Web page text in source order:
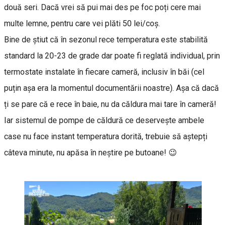
două seri. Dacă vrei să pui mai des pe foc poți cere mai
multe lemne, pentru care vei plăti 50 lei/coș.
Bine de știut că în sezonul rece temperatura este stabilită
standard la 20-23 de grade dar poate fi reglată individual, prin
termostate instalate în fiecare cameră, inclusiv în băi (cel
puțin așa era la momentul documentării noastre). Așa că dacă
ți se pare că e rece în baie, nu da căldura mai tare în cameră!
Iar sistemul de pompe de căldură ce deservește ambele
case nu face instant temperatura dorită, trebuie să aștepți
câteva minute, nu apăsa în neștire pe butoane! 😉